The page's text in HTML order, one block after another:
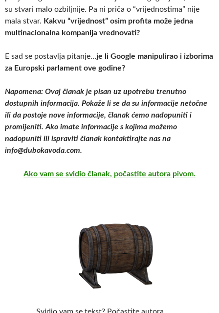
su stvari malo ozbiljnije. Pa ni priča o “vrijednostima” nije
mala stvar. Kakvu “vrijednost” osim profita može jedna
multinacionalna kompanija vrednovati?
E sad se postavlja pitanje…je li Google manipulirao i izborima
za Europski parlament ove godine?
Napomena: Ovaj članak je pisan uz upotrebu trenutno
dostupnih informacija. Pokaže li se da su informacije netočne
ili da postoje nove informacije, članak ćemo nadopuniti i
promijeniti. Ako imate informacije s kojima možemo
nadopuniti ili ispraviti članak kontaktirajte nas na
info@dubokavoda.com.
Ako vam se svidio članak, počastite autora pivom.